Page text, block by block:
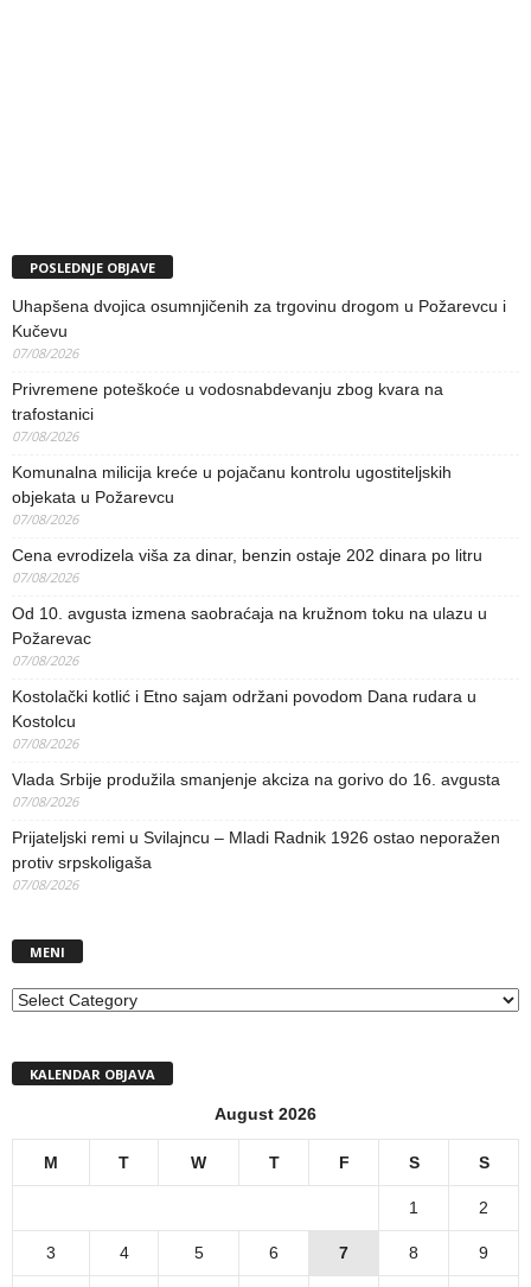
POSLEDNJE OBJAVE
Uhapšena dvojica osumnjičenih za trgovinu drogom u Požarevcu i
Kučevu
07/08/2026
Privremene poteškoće u vodosnabdevanju zbog kvara na
trafostanici
07/08/2026
Komunalna milicija kreće u pojačanu kontrolu ugostiteljskih
objekata u Požarevcu
07/08/2026
Cena evrodizela viša za dinar, benzin ostaje 202 dinara po litru
07/08/2026
Od 10. avgusta izmena saobraćaja na kružnom toku na ulazu u
Požarevac
07/08/2026
Kostolački kotlić i Etno sajam održani povodom Dana rudara u
Kostolcu
07/08/2026
Vlada Srbije produžila smanjenje akciza na gorivo do 16. avgusta
07/08/2026
Prijateljski remi u Svilajncu – Mladi Radnik 1926 ostao neporažen
protiv srpskoligaša
07/08/2026
MENI
MENI
KALENDAR OBJAVA
August 2026
M T W T F S S
1 2
3 4 5 6 7 8 9